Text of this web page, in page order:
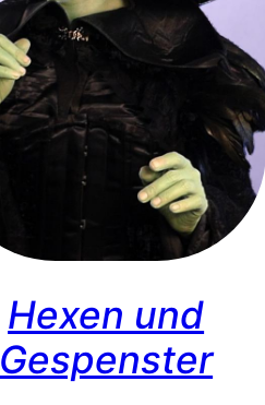
Hexen und
Gespenster